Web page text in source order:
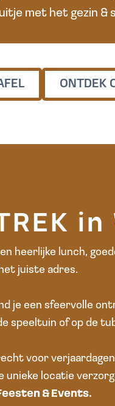
met het gezin &
ONTDEK
in
heerlijke lunch,
juiste adres.
je een sfeervolle
speeltuin of op de
voor
unieke locatie
& Events.